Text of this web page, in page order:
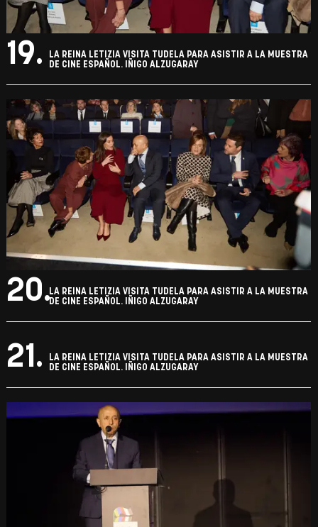
19.
LA REINA LETIZIA VISITA TUDELA PARA ASISTIR A LA MUESTRA
DE CINE ESPAÑOL. IÑIGO ALZUGARAY
LA REINA LETIZIA VISITA TUDELA PARA ASISTIR A LA MUESTRA
DE CINE ESPAÑOL. IÑIGO ALZUGARAY